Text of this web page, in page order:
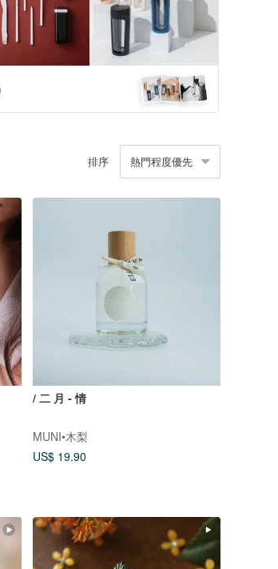
排序 熱門程度優先
/ 二 月 - 情
MUNI•木梨
US$ 19.90